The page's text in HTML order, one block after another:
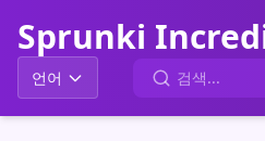
Sprunki
언어